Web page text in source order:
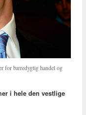
for bæredygtig handel og
i hele den vestlige